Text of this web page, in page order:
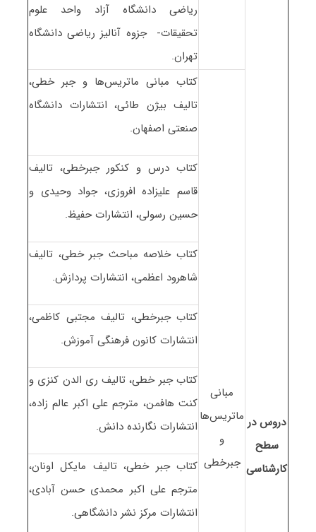
دروس در
سطح
کارشناسی
ریاضی دانشگاه آزاد واحد علوم
تحقیقات- جزوه آنالیز ریاضی دانشگاه
تهران.
مبانی
ماتریس‌ها
و
جبرخطی
کتاب مبانی ماتریس‌ها و جبر خطی،
تالیف بیژن طائی، انتشارات دانشگاه
صنعتی اصفهان.
کتاب درس و کنکور جبرخطی، تالیف
قاسم علیزاده افروزی، جواد وحیدی و
حسین رسولی، انتشارات حفیظ.
کتاب خلاصه مباحث جبر خطی، تالیف
شاهرود اعظمی، انتشارات پردازش.
کتاب جبرخطی، تالیف مجتبی کاظمی،
انتشارات کانون فرهنگی آموزش.
کتاب جبر خطی، تالیف ری الدن کنزی و
کنت هافمن، مترجم علی اکبر عالم زاده،
انتشارات نگارنده دانش.
کتاب جبر خطی، تالیف مایکل اونان،
مترجم علی اکبر محمدی حسن آبادی،
انتشارات مرکز نشر دانشگاهی.